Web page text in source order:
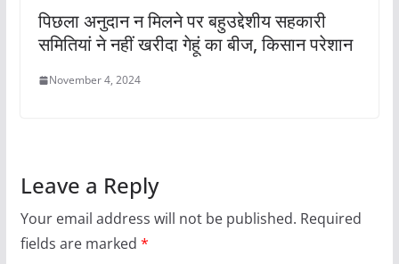
पिछला अनुदान न मिलने पर बहुउद्देशीय सहकारी
समितियां ने नहीं खरीदा गेहूं का बीज, किसान परेशान
November 4, 2024
Leave a Reply
Your email address will not be published. Required
fields are marked *